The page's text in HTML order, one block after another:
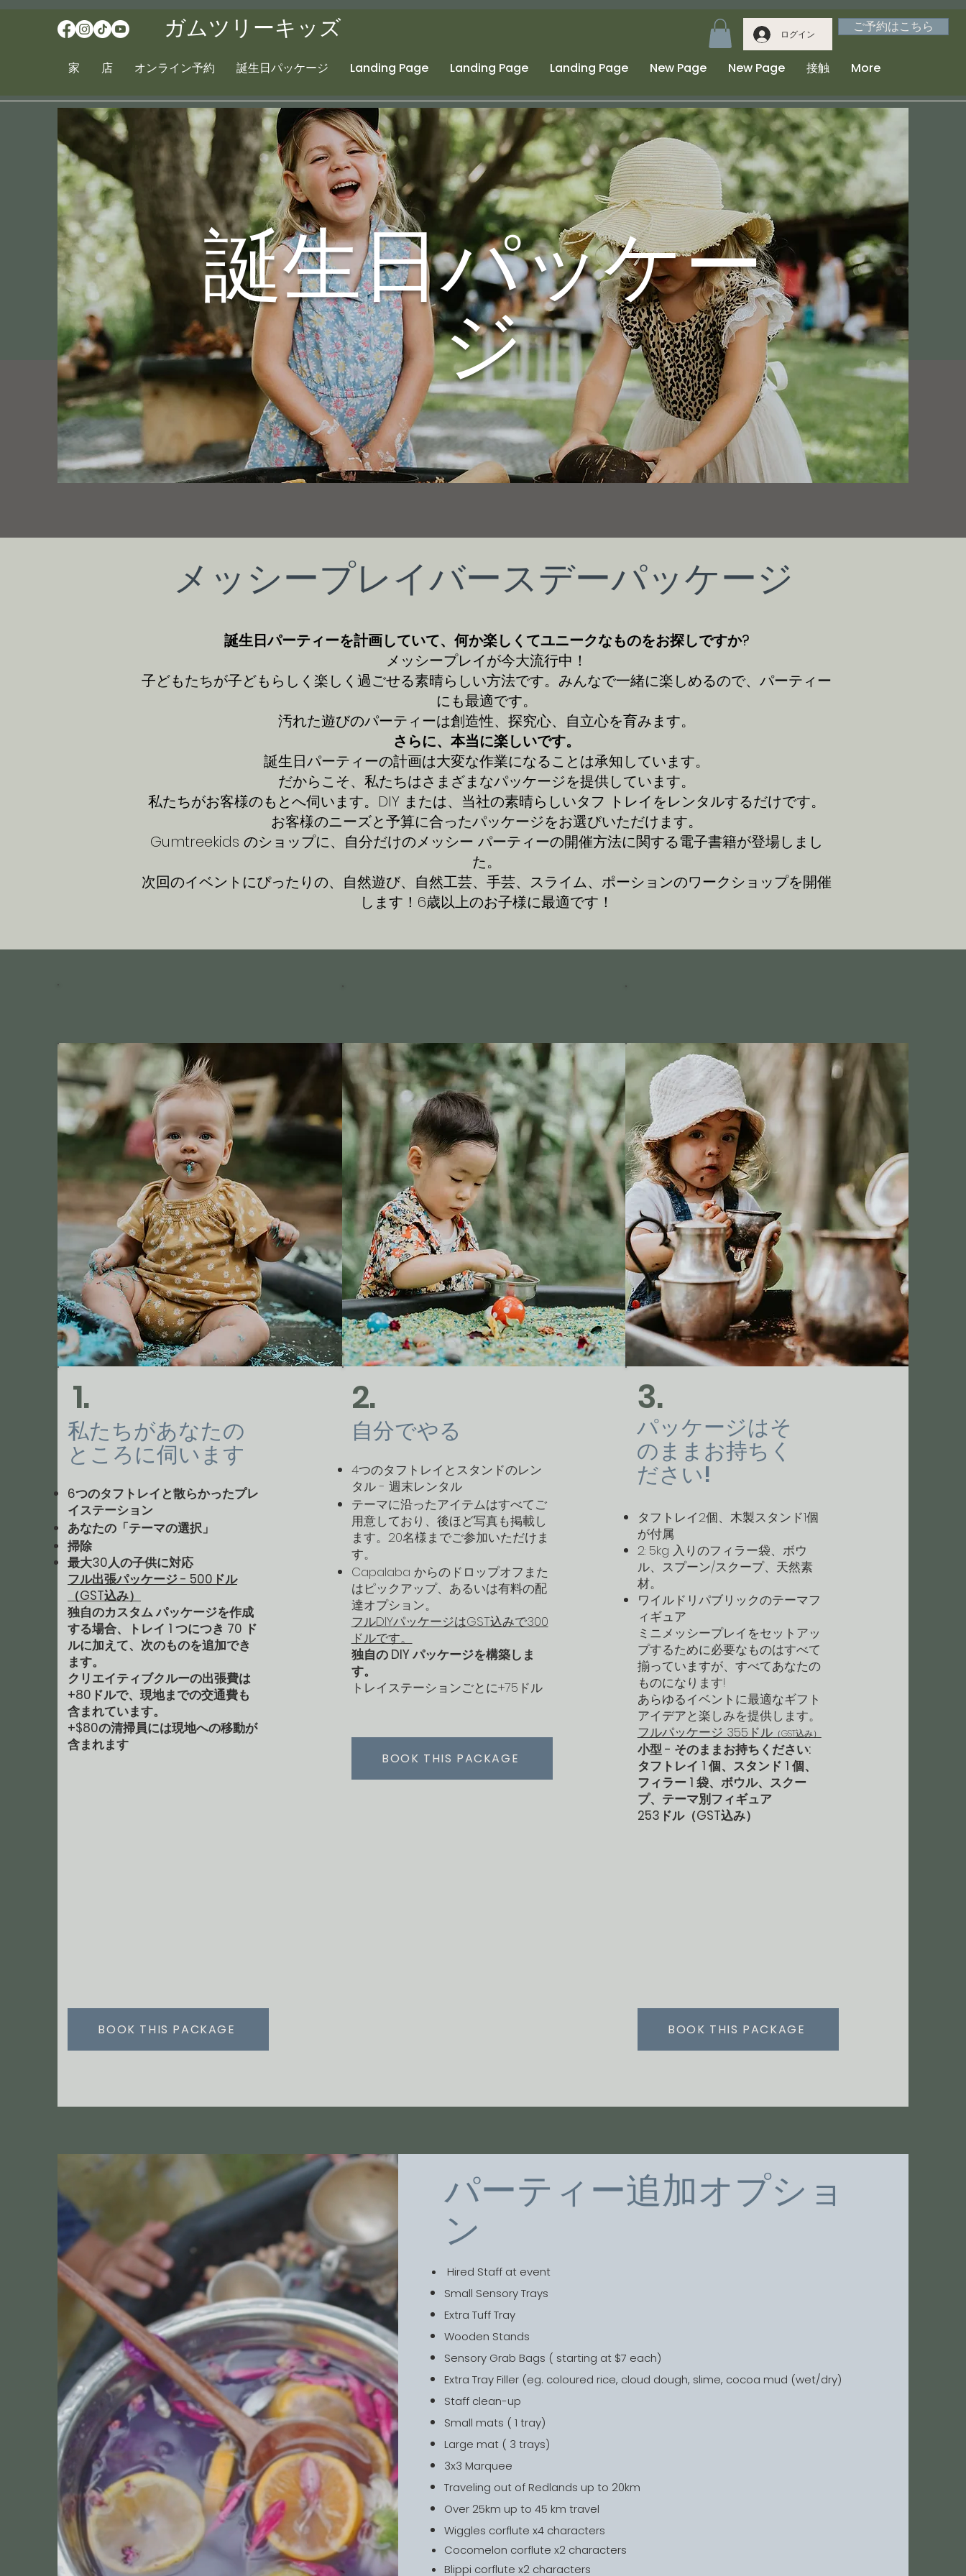
ガムツリーキッズ ログイン ご予約はこちら
家 店 オンライン予約 誕生日パッケージ Landing Page Landing Page Landing Page New Page New Page 接触 More
誕生日パッケー
ジ
メッシープレイバースデーパッケージ
誕生日パーティーを計画していて、何か楽しくてユニークなものをお探しですか?
メッシープレイが今大流行中！
子どもたちが子どもらしく楽しく過ごせる素晴らしい方法です。みんなで一緒に楽しめるので、パーティー
にも最適です。
汚れた遊びのパーティーは創造性、探究心、自立心を育みます。
さらに、本当に楽しいです。
誕生日パーティーの計画は大変な作業になることは承知しています。
だからこそ、私たちはさまざまなパッケージを提供しています。
私たちがお客様のもとへ伺います。DIY または、当社の素晴らしいタフ トレイをレンタルするだけです。
お客様のニーズと予算に合ったパッケージをお選びいただけます。
Gumtreekids のショップに、自分だけのメッシー パーティーの開催方法に関する電子書籍が登場しまし
た。
次回のイベントにぴったりの、自然遊び、自然工芸、手芸、スライム、ポーションのワークショップを開催
します！6歳以上のお子様に最適です！
1.
私たちがあなたの
ところに伺います
6つのタフトレイと散らかったプレ
イステーション
あなたの「テーマの選択」
掃除
最大30人の子供に対応
フル出張パッケージ - 500ドル
（GST込み）
独自のカスタム パッケージを作成
する場合、トレイ 1 つにつき 70 ド
ルに加えて、次のものを追加でき
ます。
クリエイティブクルーの出張費は
+80ドルで、現地までの交通費も
含まれています。
+$80の清掃員には現地への移動が
含まれます
BOOK THIS PACKAGE
2.
自分でやる
4つのタフトレイとスタンドのレン
タル - 週末レンタル
テーマに沿ったアイテムはすべてご
用意しており、後ほど写真も掲載し
ます。20名様までご参加いただけま
す。
Capalaba からのドロップオフまた
はピックアップ、あるいは有料の配
達オプション。
フルDIYパッケージはGST込みで300
ドルです。
独自の DIY パッケージを構築しま
す。
トレイステーションごとに+75ドル
BOOK THIS PACKAGE
3.
パッケージはそ
のままお持ちく
ださい!
タフトレイ2個、木製スタンド1個
が付属
2: 5kg 入りのフィラー袋、ボウ
ル、スプーン/スクープ、天然素
材。
ワイルドリパブリックのテーマフ
ィギュア
ミニメッシープレイをセットアッ
プするために必要なものはすべて
揃っていますが、すべてあなたの
ものになります!
あらゆるイベントに最適なギフト
アイデアと楽しみを提供します。
フルパッケージ 355ドル（GST込み）
小型 - そのままお持ちください:
タフトレイ 1 個、スタンド 1 個、
フィラー 1 袋、ボウル、スクー
プ、テーマ別フィギュア
253ドル（GST込み）
BOOK THIS PACKAGE
パーティー追加オプショ
ン
​ Hired Staff at event
Small Sensory Trays
Extra Tuff Tray
Wooden Stands
Sensory Grab Bags ( starting at $7 each)
Extra Tray Filler (eg. coloured rice, cloud dough, slime, cocoa mud (wet/dry)
Staff clean-up
Small mats ( 1 tray)
Large mat ( 3 trays)
3x3 Marquee
Traveling out of Redlands up to 20km
Over 25km up to 45 km travel
Wiggles corflute x4 characters
Cocomelon corflute x2 characters
Blippi corflute x2 characters